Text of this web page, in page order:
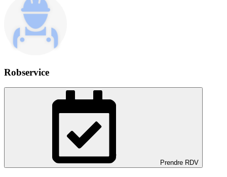
Robservice
Prendre RDV